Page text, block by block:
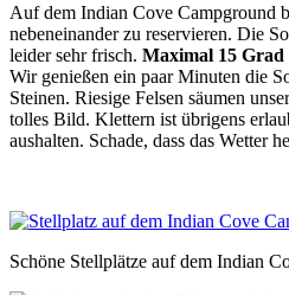
Auf dem Indian Cove Campground
nebeneinander zu reservieren. Die
leider sehr frisch. Maximal 15
Wir genießen ein paar Minuten die
Steinen. Riesige Felsen säumen
tolles Bild. Klettern ist übrigens
aushalten. Schade, dass das Wetter
Schöne Stellplätze auf dem Indian